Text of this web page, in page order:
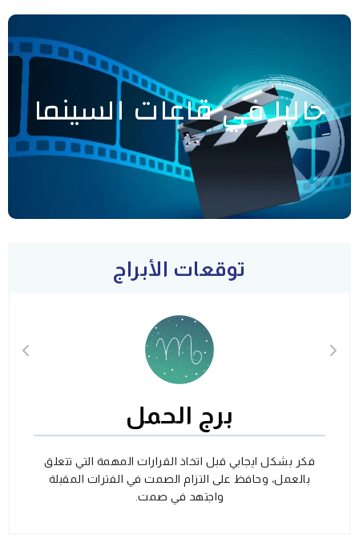
حاليا في قاعات السينما
توقعات الأبراج
برج الحمل
فكر بشكل ايجابي قبل اتخاذ القرارات المهمة التي تتعلق
بالعمل، وحافظ على التزام الصمت في الفترات المقبلة
واجتهد في صمت.